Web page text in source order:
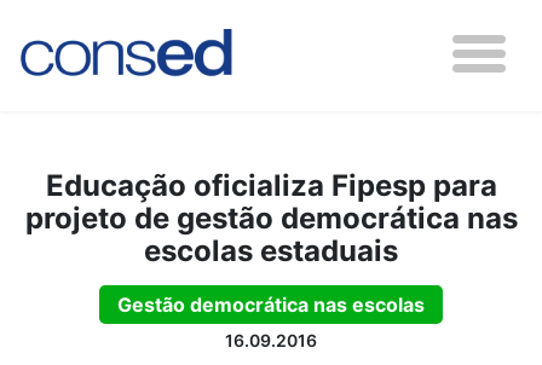
Educação oficializa Fipesp para
projeto de gestão democrática nas
escolas estaduais
Gestão democrática nas escolas
16.09.2016